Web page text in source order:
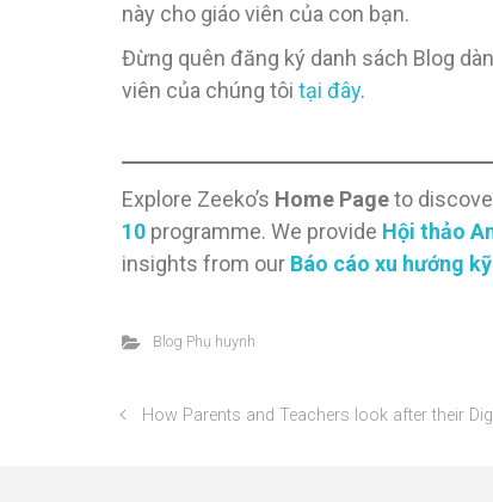
này cho giáo viên của con bạn.
Đừng quên đăng ký danh sách Blog
viên của chúng tôi tại đây.
Explore Zeeko’s Home Pageto
10 programme. We provide Hội thảo
insights from our Báo cáo xu hướng
Blog Phụ huynh
How Parents and Teachers look after their